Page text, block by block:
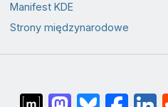
Manifest KDE
Strony międzynarodowe